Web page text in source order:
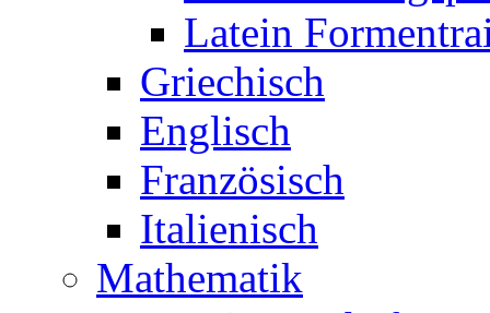
Latein
Griechisch
Englisch
Französisch
Italienisch
Mathematik